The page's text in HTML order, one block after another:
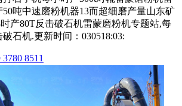
吨中速磨粉机器13而超细磨产量山东矿
产80T反击破石机雷蒙磨粉机专题站,每
石机.更新时间：030518:03:
8511